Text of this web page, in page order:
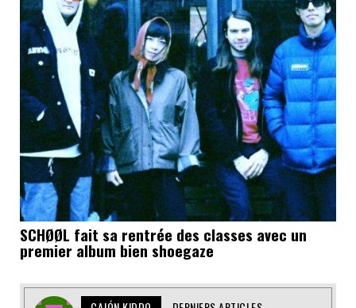
SCHØØL fait sa rentrée des classes avec un
premier album bien shoegaze